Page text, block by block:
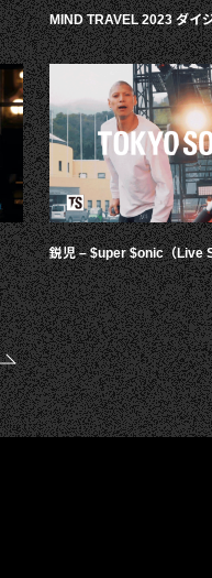
MIND TRAVEL 2023 ダイ
鋭児 – $uper $onic（Live